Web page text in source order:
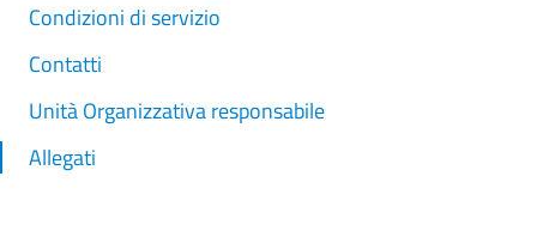
Condizioni di servizio
Contatti
Unità Organizzativa responsabile
Allegati